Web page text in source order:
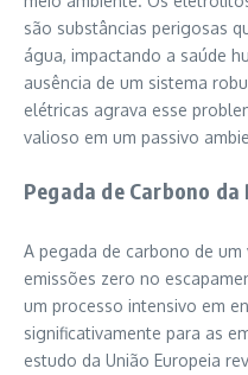
são substâncias perigosas
água, impactando a saúde
ausência de um sistema
elétricas agrava esse
valioso em um passivo
Pegada de Carbono
A pegada de carbono de
emissões zero no
um processo intensivo em
significativamente para as
estudo da União Europeia